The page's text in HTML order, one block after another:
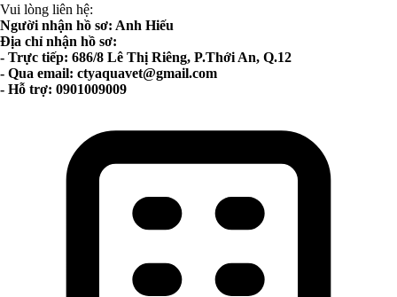
Vui lòng liên hệ:
Người nhận hồ sơ: Anh Hiếu
Địa chỉ nhận hồ sơ:
- Trực tiếp: 686/8 Lê Thị Riêng, P.Thới An, Q.12
- Qua email: ctyaquavet@gmail.com
- Hỗ trợ: 0901009009